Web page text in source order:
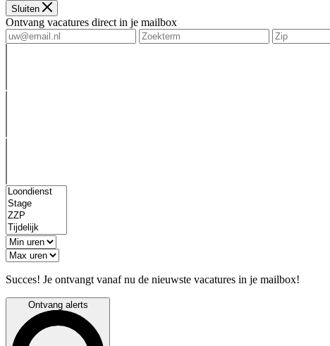
Sluiten
Ontvang vacatures direct in je mailbox
Succes! Je ontvangt vanaf nu de nieuwste vacatures in je mailbox!
Ontvang alerts